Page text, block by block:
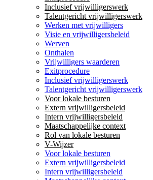
Inclusief vrijwilligerswerk
Talentgericht vrijwilligerswerk
Werken met vrijwilligers
Visie en vrijwilligersbeleid
Werven
Onthalen
Vrijwilligers waarderen
Exitprocedure
Inclusief vrijwilligerswerk
Talentgericht vrijwilligerswerk
Voor lokale besturen
Extern vrijwilligersbeleid
Intern vrijwilligersbeleid
Maatschappelijke context
Rol van lokale besturen
V-Wijzer
Voor lokale besturen
Extern vrijwilligersbeleid
Intern vrijwilligersbeleid